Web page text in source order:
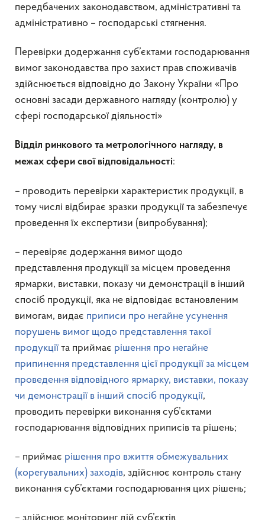
передбачених законодавством, адміністративні та
адміністративно – господарські стягнення.
Перевірки додержання суб’єктами господарювання
вимог законодавства про захист прав споживачів
здійснюється відповідно до Закону України «Про
основні засади державного нагляду (контролю) у
сфері господарської діяльності»
Відділ ринкового та метрологічного нагляду, в
межах сфери свої відповідальності:
– проводить перевірки характеристик продукції, в
тому числі відбирає зразки продукції та забезпечує
проведення їх експертизи (випробування);
– перевіряє додержання вимог щодо
представлення продукції за місцем проведення
ярмарки, виставки, показу чи демонстрації в інший
спосіб продукції, яка не відповідає встановленим
вимогам, видає приписи про негайне усунення
порушень вимог щодо представлення такої
продукції та приймає рішення про негайне
припинення представлення цієї продукції за місцем
проведення відповідного ярмарку, виставки, показу
чи демонстрації в інший спосіб продукції,
проводить перевірки виконання суб’єктами
господарювання відповідних приписів та рішень;
– приймає рішення про вжиття обмежувальних
(корегувальних) заходів, здійснює контроль стану
виконання суб’єктами господарювання цих рішень;